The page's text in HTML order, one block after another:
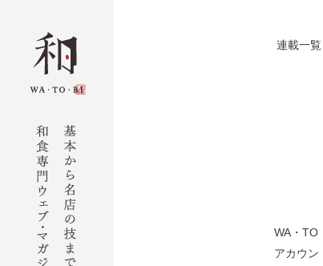
連載一覧
WA・TO
アカウン